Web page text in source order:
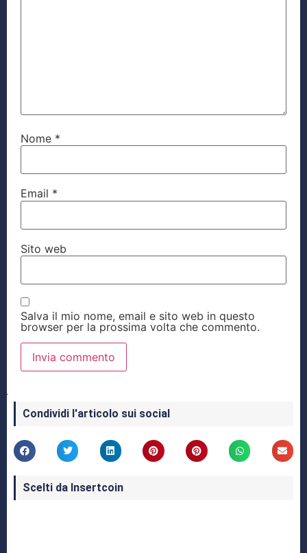
Nome *
Email *
Sito web
Salva il mio nome, email e sito web in questo
browser per la prossima volta che commento.
Condividi l'articolo sui social
Scelti da Insertcoin